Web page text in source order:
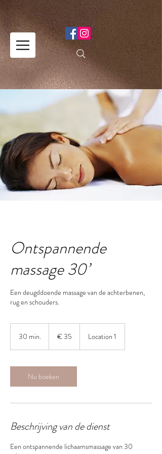
Ontspannende
massage 30’
Een deugddoende massage van de achterbenen,
rug en schouders.
30 min.
i
n
.
€ 35 Location 1
Nu boeken
Beschrijving van de dienst
Een ontspannende lichaamsmassage van 30